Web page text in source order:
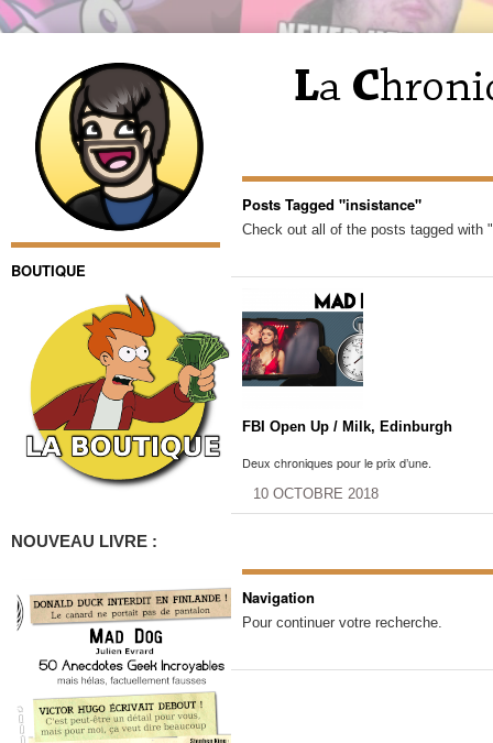
BOUTIQUE
NOUVEAU LIVRE :
Posts Tagged "insistance"
Check out all of the posts tagged with
FBI Open Up / Milk, Edinburgh
Deux chroniques pour le prix d’une.
10 OCTOBRE 2018
Navigation
Pour continuer votre recherche.